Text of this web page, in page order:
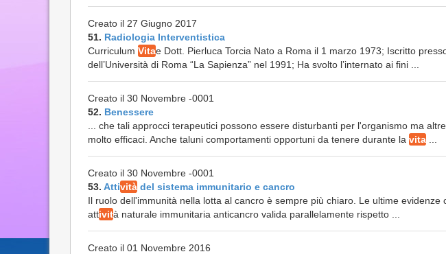
Creato il 27 Giugno 2017
51. Radiologia Interventistica
Curriculum Vitae Dott. Pierluca Torcia Nato a Roma il 1 marzo 1973; Iscritto
dell’Università di Roma “La Sapienza” nel 1991; Ha svolto l’internato ai fini ...
Creato il 30 Novembre -0001
52. Benessere
... che tali approcci terapeutici possono essere disturbanti per l'organismo ma
molto efficaci. Anche taluni comportamenti opportuni da tenere durante la vita
Creato il 30 Novembre -0001
53. Attività del sistema immunitario e cancro
Il ruolo dell'immunità nella lotta al cancro è sempre più chiaro. Le ultime
attività naturale immunitaria anticancro valida parallelamente rispetto ...
Creato il 01 Novembre 2016